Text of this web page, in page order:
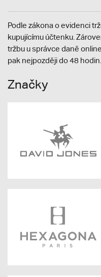
Podle zákona o evidenci
kupujícímu účtenku.
tržbu u správce daně
pak nejpozději do 48 hodin.
Značky